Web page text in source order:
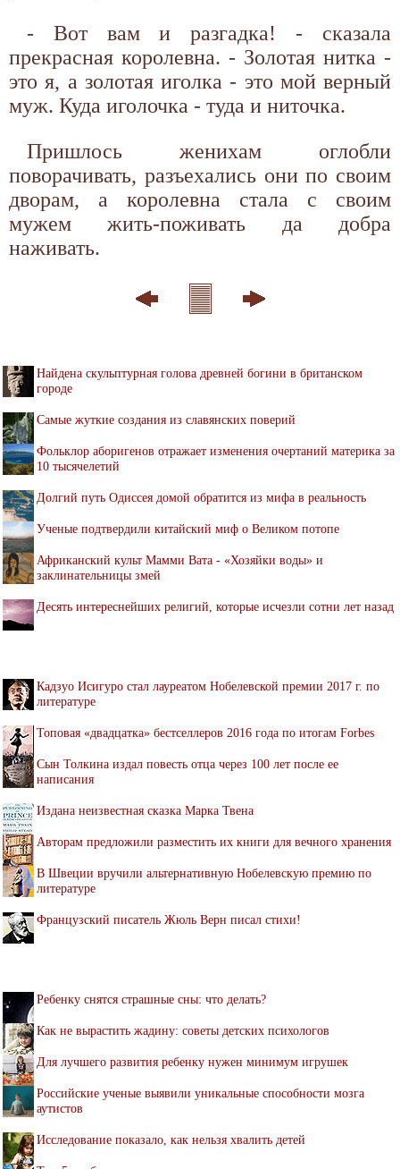
- Вот вам и разгадка! - сказала
прекрасная королевна. - Золотая нитка -
это я, а золотая иголка - это мой верный
муж. Куда иголочка - туда и ниточка.
Пришлось женихам оглобли
поворачивать, разъехались они по своим
дворам, а королевна стала с своим
мужем жить-поживать да добра
наживать.
Найдена скульптурная голова древней богини в британском
городе
Самые жуткие создания из славянских поверий
Фольклор аборигенов отражает изменения очертаний материка за
10 тысячелетий
Долгий путь Одиссея домой обратится из мифа в реальность
Ученые подтвердили китайский миф о Великом потопе
Африканский культ Мамми Вата - «Хозяйки воды» и
заклинательницы змей
Десять интереснейших религий, которые исчезли сотни лет назад
Кадзуо Исигуро стал лауреатом Нобелевской премии 2017 г. по
литературе
Топовая «двадцатка» бестселлеров 2016 года по итогам Forbes
Сын Толкина издал повесть отца через 100 лет после ее
написания
Издана неизвестная сказка Марка Твена
Авторам предложили разместить их книги для вечного хранения
В Швеции вручили альтернативную Нобелевскую премию по
литературе
Французский писатель Жюль Верн писал стихи!
Ребенку снятся страшные сны: что делать?
Как не вырастить жадину: советы детских психологов
Для лучшего развития ребенку нужен минимум игрушек
Российские ученые выявили уникальные способности мозга
аутистов
Исследование показало, как нельзя хвалить детей